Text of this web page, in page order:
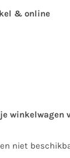
& online
winkelwagen
niet